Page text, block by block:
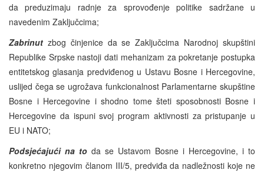
da preduzimaju radnje za sprovođenje politike sadržane u
navedenim Zaključcima;
Zabrinut zbog činjenice da se Zaključcima Narodnoj skupštini
Republike Srpske nastoji dati mehanizam za pokretanje postupka
entitetskog glasanja predviđenog u Ustavu Bosne i Hercegovine,
uslijed čega se ugrožava funkcionalnost Parlamentarne skupštine
Bosne i Hercegovine i shodno tome šteti sposobnosti Bosne i
Hercegovine da ispuni svoj program aktivnosti za pristupanje u
EU i NATO;
Podsjećajući na to da se Ustavom Bosne i Hercegovine, i to
konkretno njegovim članom III/5, predviđa da nadležnosti koje ne